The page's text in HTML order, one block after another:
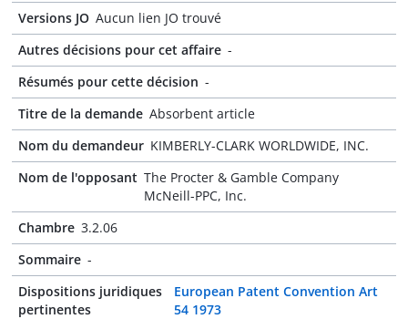
Versions JO Aucun lien JO trouvé
Autres décisions pour cet affaire -
Résumés pour cette décision -
Titre de la demande Absorbent article
Nom du demandeur KIMBERLY-CLARK WORLDWIDE, INC.
Nom de l'opposant The Procter & Gamble Company
McNeill-PPC, Inc.
Chambre 3.2.06
Sommaire -
Dispositions juridiques
pertinentes
European Patent Convention Art
54 1973